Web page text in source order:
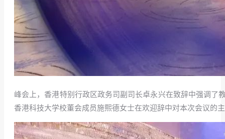
峰会上，香港特别行政区政务司副司长卓永兴在致辞中强调了
香港科技大学校董会成员施熙德女士在欢迎辞中对本次会议的